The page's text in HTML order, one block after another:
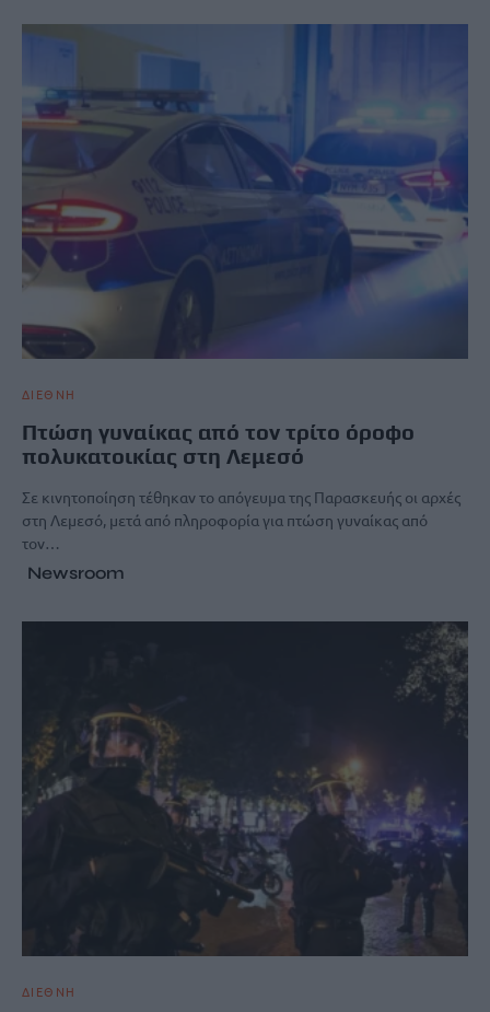
ΔΙΕΘΝΗ
Πτώση γυναίκας από τον τρίτο όροφο
πολυκατοικίας στη Λεμεσό
Σε κινητοποίηση τέθηκαν το απόγευμα της Παρασκευής οι αρχές
στη Λεμεσό, μετά από πληροφορία για πτώση γυναίκας από
τον…
Newsroom
ΔΙΕΘΝΗ